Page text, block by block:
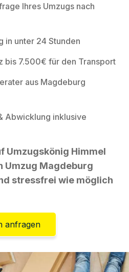
Ihres Umzugs nach
in unter 24 Stunden
bis 7.500€ für den Transport
aus Magdeburg
Abwicklung inklusive
Umzugskönig Himmel
Umzug Magdeburg
stressfrei wie möglich
anfragen